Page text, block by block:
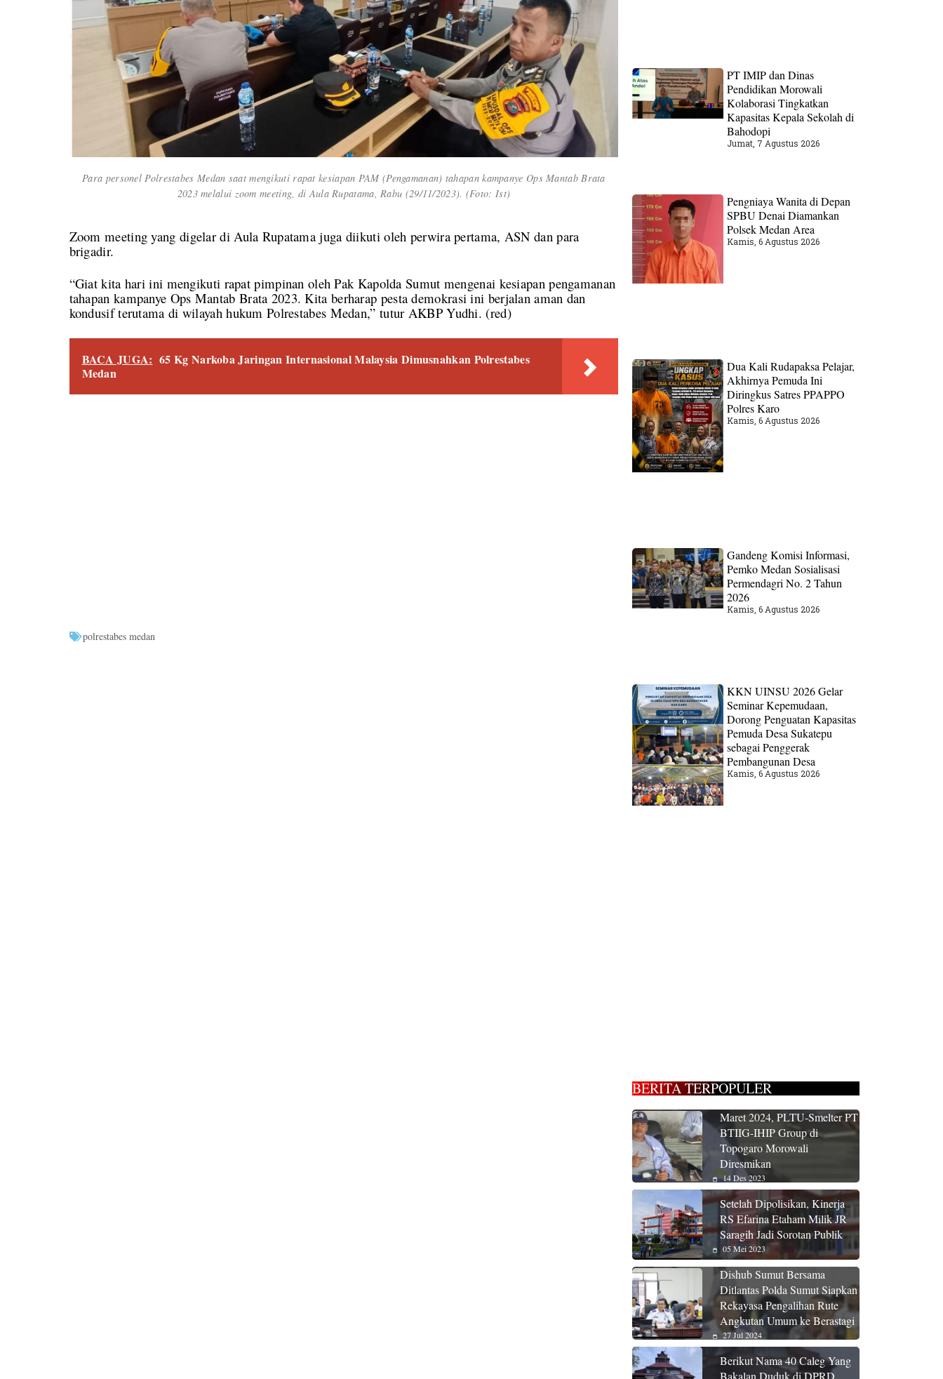
Para personel Polrestabes Medan saat mengikuti rapat kesiapan PAM (Pengamanan) tahapan kampanye Ops Mantab Brata
2023 melalui zoom meeting, di Aula Rupatama, Rabu (29/11/2023). (Foto: Ist)
Zoom meeting yang digelar di Aula Rupatama juga diikuti oleh perwira pertama, ASN dan para
brigadir.
“Giat kita hari ini mengikuti rapat pimpinan oleh Pak Kapolda Sumut mengenai kesiapan pengamanan
tahapan kampanye Ops Mantab Brata 2023. Kita berharap pesta demokrasi ini berjalan aman dan
kondusif terutama di wilayah hukum Polrestabes Medan,” tutur AKBP Yudhi. (red)
BACA JUGA: 65 Kg Narkoba Jaringan Internasional Malaysia Dimusnahkan Polrestabes
Medan
polrestabes medan
PT IMIP dan Dinas
Pendidikan Morowali
Kolaborasi Tingkatkan
Kapasitas Kepala Sekolah di
Bahodopi
Jumat, 7 Agustus 2026
Pengniaya Wanita di Depan
SPBU Denai Diamankan
Polsek Medan Area
Kamis, 6 Agustus 2026
Dua Kali Rudapaksa Pelajar,
Akhirnya Pemuda Ini
Diringkus Satres PPAPPO
Polres Karo
Kamis, 6 Agustus 2026
Gandeng Komisi Informasi,
Pemko Medan Sosialisasi
Permendagri No. 2 Tahun
2026
Kamis, 6 Agustus 2026
KKN UINSU 2026 Gelar
Seminar Kepemudaan,
Dorong Penguatan Kapasitas
Pemuda Desa Sukatepu
sebagai Penggerak
Pembangunan Desa
Kamis, 6 Agustus 2026
BERITA TERPOPULER
Maret 2024, PLTU-Smelter PT
BTIIG-IHIP Group di
Topogaro Morowali
Diresmikan
14 Des 2023
Setelah Dipolisikan, Kinerja
RS Efarina Etaham Milik JR
Saragih Jadi Sorotan Publik
05 Mei 2023
Dishub Sumut Bersama
Ditlantas Polda Sumut Siapkan
Rekayasa Pengalihan Rute
Angkutan Umum ke Berastagi
27 Jul 2024
Berikut Nama 40 Caleg Yang